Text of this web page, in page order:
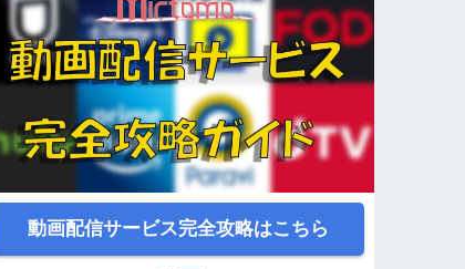
動画配信サービス完全攻略はこちら